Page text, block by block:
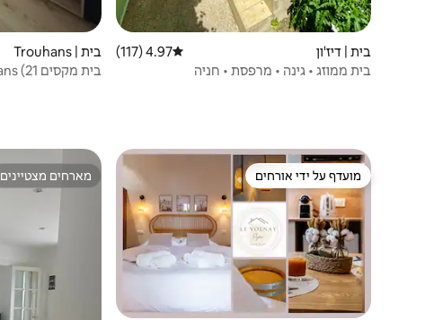
בית | דיז'ון דירוג ממוצע של 4.97 מתוך 5, 117 ביקורות
4.97 (117)
בית ממוזג • גינה • מרפסת • חניה
בית | Trouhans
בית מקסים Trouhans (21)
מועדף על ידי אורחים
מועדף על ידי אורחים מארחים מצטיינים
מארחים מצטיינים